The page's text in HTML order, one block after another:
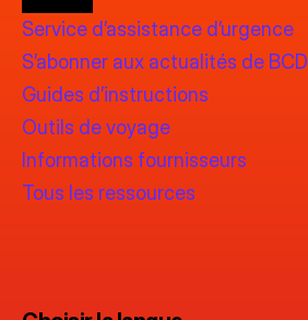
Service d’assistance d’urgence
S’abonner aux actualités de BCD
Guides d’instructions
Outils de voyage
Informations fournisseurs
Tous les ressources